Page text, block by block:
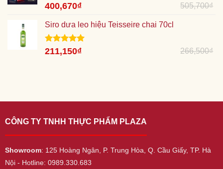
Được xếp
hạng
5 sao
505,700₫
Giá
là:
505,700₫.
400,670₫Giá
tại
là:
400,670₫.
Siro dưa leo hiệu Teisseire chai 70cl
Được xếp
hạng
266,500₫
Giá
211,150₫Giá
CÔNG TY TNHH THỰC PHẨM PLAZA
Showroom: 125 Hoàng Ngân, P. Trung Hòa, Q. Cầu Giấy, TP. Hà
Nội - Hotline: 0989.330.683